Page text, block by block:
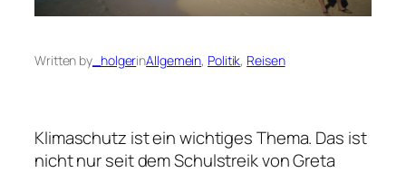
Written by _holgerinAllgemein, Politik, Reisen
Klimaschutz ist ein wichtiges Thema. Das ist
nicht nur seit dem Schulstreik von Greta